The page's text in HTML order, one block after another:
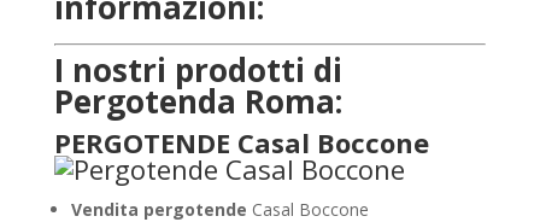
I nostri prodotti di
Pergotenda Roma:
PERGOTENDE Casal Boccone
Vendita pergotende Casal Boccone